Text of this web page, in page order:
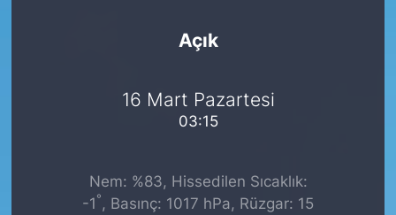
Açık
16 Mart Pazartesi
03:15
Nem: %83, Hissedilen Sıcaklık:
-1 ° , Basınç: 1017 hPa, Rüzgar: 15